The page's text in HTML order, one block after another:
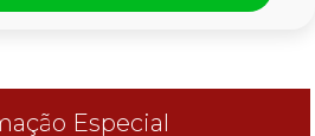
Especial